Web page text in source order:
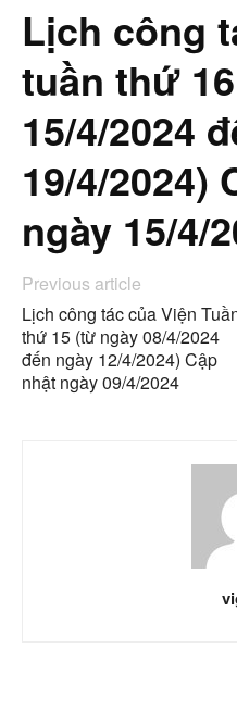
Lịch công
tuần thứ
15/4/2024
19/4/2024)
ngày 15/4/
Previous article
Lịch công tác của Viện
thứ 15 (từ ngày 08/4/2024
đến ngày 12/4/2024) Cập
nhật ngày 09/4/2024